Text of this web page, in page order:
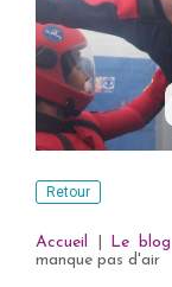
Retour
Accueil Le blog
manque pas d'air